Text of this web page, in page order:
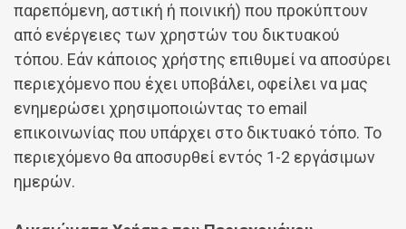
παρεπόμενη, αστική ή ποινική) που προκύπτουν
από ενέργειες των χρηστών του δικτυακού
τόπου. Εάν κάποιος χρήστης επιθυμεί να αποσύρει
περιεχόμενο που έχει υποβάλει, οφείλει να μας
ενημερώσει χρησιμοποιώντας το email
επικοινωνίας που υπάρχει στο δικτυακό τόπο. Το
περιεχόμενο θα αποσυρθεί εντός 1-2 εργάσιμων
ημερών.